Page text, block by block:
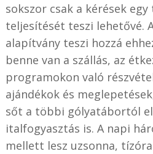
sokszor csak a kérések
teljesítését teszi lehetővé.
alapítvány teszi hozzá
benne van a szállás, az
programokon való
ajándékok és
sőt a többi gólyatábortól
italfogyasztás is. A napi
mellett lesz uzsonna,